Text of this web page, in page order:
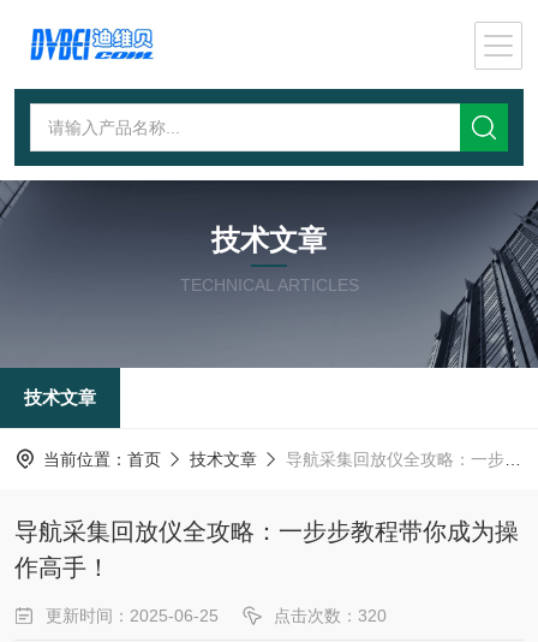
技术文章
TECHNICAL ARTICLES
技术文章
当前位置： 首页 技术文章 导航采集回放仪全攻略：一步步教程带你成为操作高手！
导航采集回放仪全攻略：一步步教程带你成为操
作高手！
更新时间：2025-06-25 点击次数：320